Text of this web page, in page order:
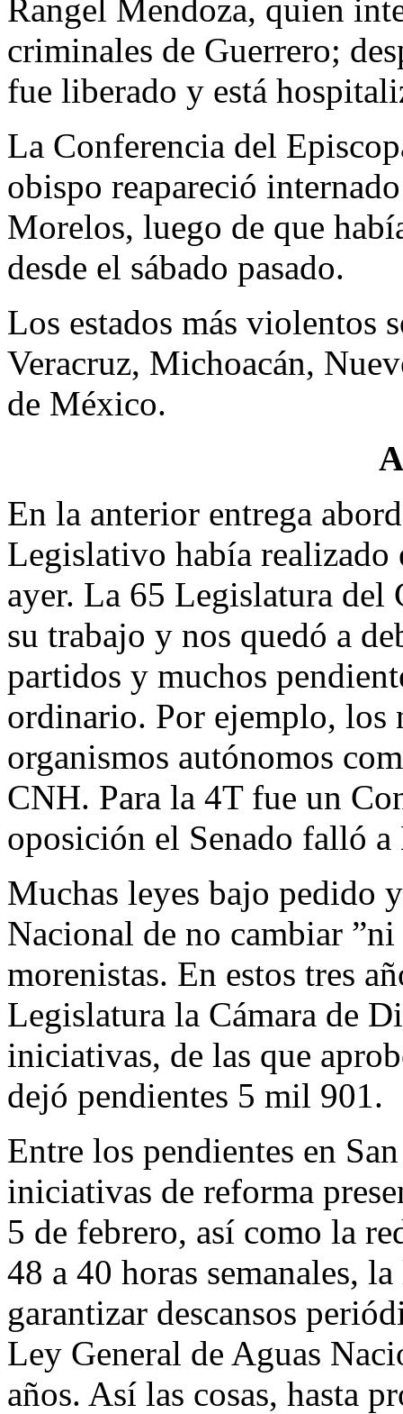
Rangel Mendoza, quien
criminales de Guerrero;
fue liberado y está
La Conferencia del
obispo reapareció
Morelos, luego de que
desde el sábado pasado.
Los estados más violentos
Veracruz, Michoacán,
de México.
En la anterior entrega
Legislativo había
ayer. La 65 Legislatura
su trabajo y nos quedó a
partidos y muchos
ordinario. Por ejemplo, los
organismos autónomos
CNH. Para la 4T fue un
oposición el Senado falló
Muchas leyes bajo pedido
Nacional de no cambiar
morenistas. En estos tres
Legislatura la Cámara de
iniciativas, de las que
dejó pendientes 5 mil 901.
Entre los pendientes en
iniciativas de reforma
5 de febrero, así como la
48 a 40 horas semanales,
garantizar descansos
Ley General de Aguas
años. Así las cosas, hasta